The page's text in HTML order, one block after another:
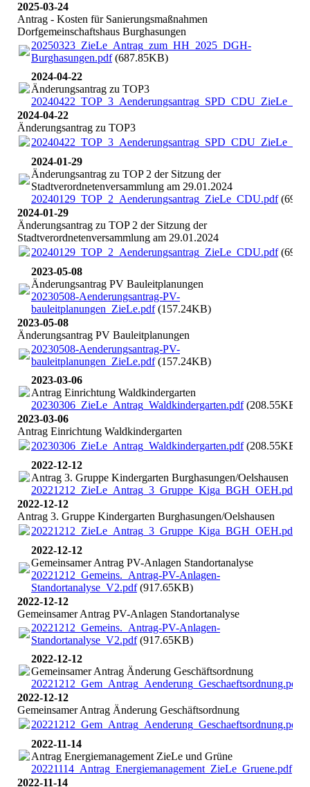
2025-03-24
Antrag - Kosten für Sanierungsmaßnahmen
Dorfgemeinschaftshaus Burghasungen
20250323_ZieLe_Antrag_zum_HH_2025_DGH-
Burghasungen.pdf(687.85KB)
2024-04-22
Änderungsantrag zu TOP3
2024-04-22
Änderungsantrag zu TOP3
2024-01-29
Änderungsantrag zu TOP 2 der Sitzung der
Stadtverordnetenversammlung am 29.01.2024
20240129_TOP_2_Aenderungsantrag_ZieLe_CDU.pdf
2024-01-29
Änderungsantrag zu TOP 2 der Sitzung der
Stadtverordnetenversammlung am 29.01.2024
20240129_TOP_2_Aenderungsantrag_ZieLe_CDU.pdf
2023-05-08
Änderungsantrag PV Bauleitplanungen
20230508-Aenderungsantrag-PV-
bauleitplanungen_ZieLe.pdf(157.24KB)
2023-05-08
Änderungsantrag PV Bauleitplanungen
20230508-Aenderungsantrag-PV-
bauleitplanungen_ZieLe.pdf(157.24KB)
2023-03-06
Antrag Einrichtung Waldkindergarten
20230306_ZieLe_Antrag_Waldkindergarten.pdf(208.55KB)
2023-03-06
Antrag Einrichtung Waldkindergarten
20230306_ZieLe_Antrag_Waldkindergarten.pdf(208.55KB)
2022-12-12
Antrag 3. Gruppe Kindergarten Burghasungen/Oelshausen
20221212_ZieLe_Antrag_3_Gruppe_Kiga_BGH_OEH.pdf
2022-12-12
Antrag 3. Gruppe Kindergarten Burghasungen/Oelshausen
20221212_ZieLe_Antrag_3_Gruppe_Kiga_BGH_OEH.pdf
2022-12-12
Gemeinsamer Antrag PV-Anlagen Standortanalyse
20221212_Gemeins._Antrag-PV-Anlagen-
Standortanalyse_V2.pdf(917.65KB)
2022-12-12
Gemeinsamer Antrag PV-Anlagen Standortanalyse
20221212_Gemeins._Antrag-PV-Anlagen-
Standortanalyse_V2.pdf(917.65KB)
2022-12-12
Gemeinsamer Antrag Änderung Geschäftsordnung
20221212_Gem_Antrag_Aenderung_Geschaeftsordnung.pdf
2022-12-12
Gemeinsamer Antrag Änderung Geschäftsordnung
20221212_Gem_Antrag_Aenderung_Geschaeftsordnung.pdf
2022-11-14
Antrag Energiemanagement ZieLe und Grüne
20221114_Antrag_Energiemanagement_ZieLe_Gruene.pdf
2022-11-14